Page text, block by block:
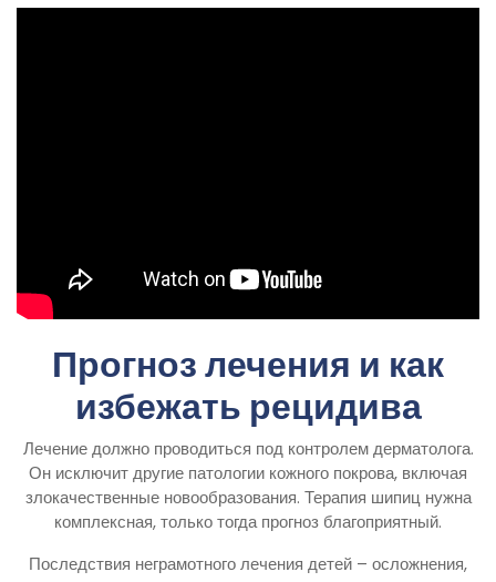
Прогноз лечения и как
избежать рецидива
Лечение должно проводиться под контролем дерматолога.
Он исключит другие патологии кожного покрова, включая
злокачественные новообразования. Терапия шипиц нужна
комплексная, только тогда прогноз благоприятный.
Последствия неграмотного лечения детей – осложнения,